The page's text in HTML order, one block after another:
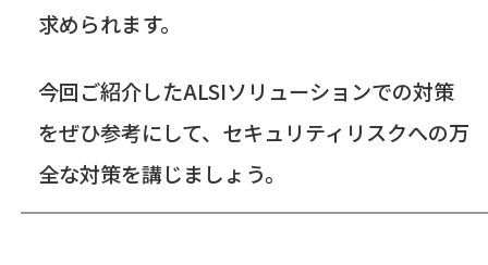
求められます。
今回ご紹介したALSIソリューションでの対策
をぜひ参考にして、セキュリティリスクへの万
全な対策を講じましょう。